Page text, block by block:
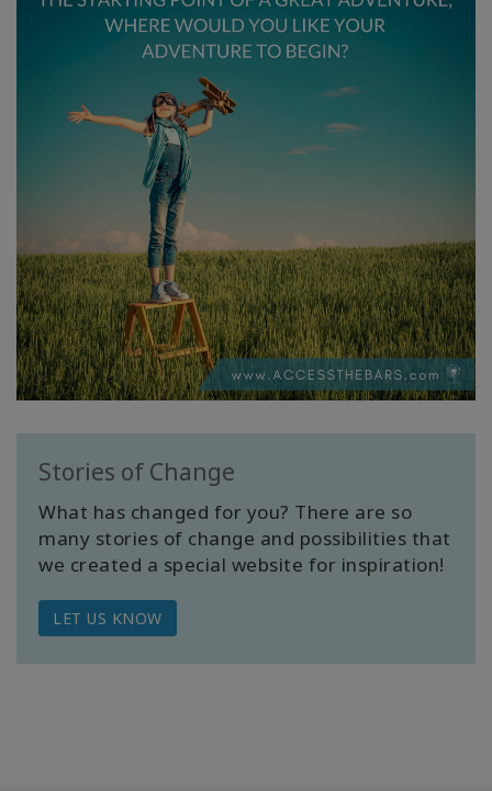
Stories of Change
What has changed for you? There are so
many stories of change and possibilities that
we created a special website for inspiration!
LET US KNOW